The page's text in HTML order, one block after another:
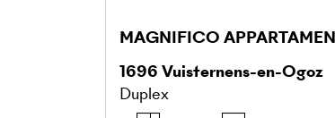
1696 Vuisternens-en-Ogoz
Duplex